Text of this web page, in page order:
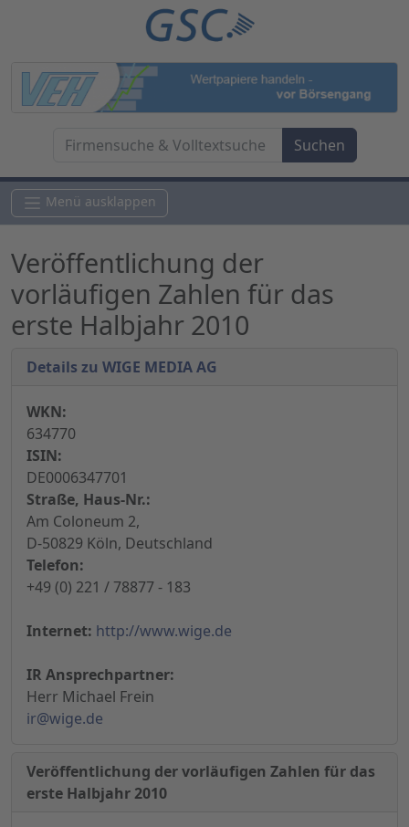
Menü ausklappen
Veröffentlichung der
vorläufigen Zahlen für das
erste Halbjahr 2010
Details zu WIGE MEDIA AG
WKN:
634770
ISIN:
DE0006347701
Straße, Haus-Nr.:
Am Coloneum 2,
D-50829 Köln, Deutschland
Telefon:
+49 (0) 221 / 78877 - 183
Internet: http://www.wige.de
IR Ansprechpartner:
Herr Michael Frein
ir@wige.de
Veröffentlichung der vorläufigen Zahlen für das
erste Halbjahr 2010